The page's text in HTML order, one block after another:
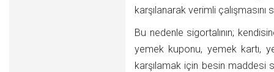
karşılanarak verimli
Bu nedenle sigortalının;
yemek kuponu, yemek kartı,
karşılamak için besin maddesi